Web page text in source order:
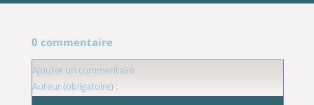
0 commentaire
Ajouter un commentaire
Auteur (obligatoire) :